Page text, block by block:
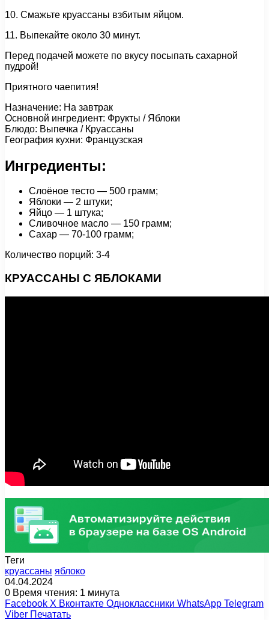
10. Смажьте круассаны взбитым яйцом.
11. Выпекайте около 30 минут.
Перед подачей можете по вкусу посыпать сахарной
пудрой!
Приятного чаепития!
Назначение: На завтрак
Основной ингредиент: Фрукты / Яблоки
Блюдо: Выпечка / Круассаны
География кухни: Французская
Ингредиенты:
Слоёное тесто — 500 грамм;
Яблоки — 2 штуки;
Яйцо — 1 штука;
Сливочное масло — 150 грамм;
Сахар — 70-100 грамм;
Количество порций: 3-4
КРУАССАНЫ С ЯБЛОКАМИ
Теги
круассаны яблоко
04.04.2024
0 Время чтения: 1 минута
Facebook X Вконтакте Одноклассники WhatsApp Telegram
Viber Печатать